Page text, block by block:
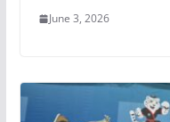
June 3, 2026